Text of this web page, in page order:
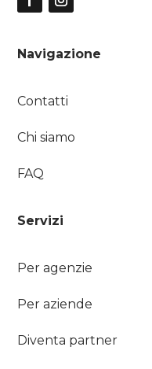
Navigazione
Contatti
Chi siamo
FAQ
Servizi
Per agenzie
Per aziende
Diventa partner